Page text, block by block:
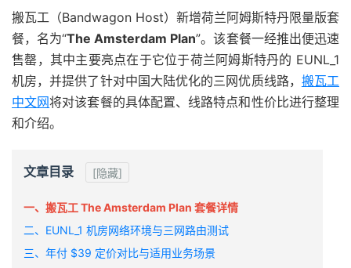
搬瓦工（Bandwagon Host）新增荷兰阿姆斯特丹限量版套
餐，名为“The Amsterdam Plan”。该套餐一经推出便迅速
售罄，其中主要亮点在于它位于荷兰阿姆斯特丹的 EUNL_1
机房，并提供了针对中国大陆优化的三网优质线路， 搬瓦工
中文网将对该套餐的具体配置、线路特点和性价比进行整理
和介绍。
文章目录 [隐藏]
一、搬瓦工 The Amsterdam Plan 套餐详情
二、EUNL_1 机房网络环境与三网路由测试
三、年付 $39 定价对比与适用业务场景